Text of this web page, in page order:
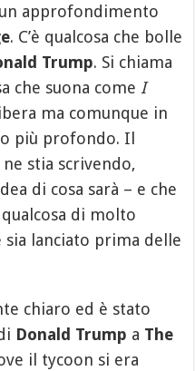
approfondimento
. C’è qualcosa che bolle
Trump. Si chiama
che suona come I
ma comunque in
più profondo. Il
stia scrivendo,
di cosa sarà – e che
di molto
sia lanciato prima delle
chiaro ed è stato
Donald Trump a The
il tycoon si era